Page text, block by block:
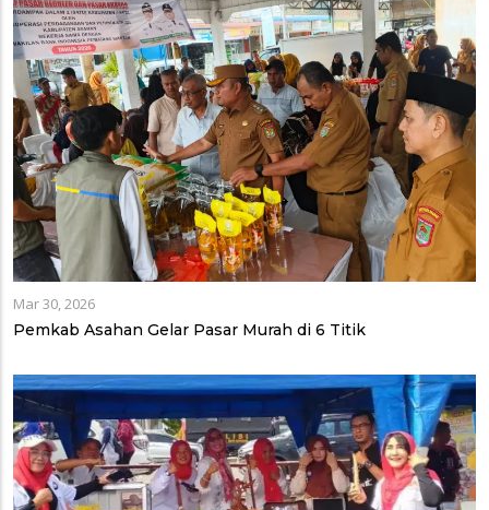
Mar 30, 2026
Pemkab Asahan Gelar Pasar Murah di 6 Titik